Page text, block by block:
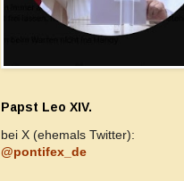
Papst Leo XIV.
bei X (ehemals Twitter):
@pontifex_de